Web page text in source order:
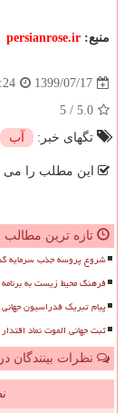
منبع: persianrose.ir
1399/07/17
5.0
/
5
تگهای خبر:
آب
این مطلب را می
تازه ترین مطالب
شروع پروسه جذب سرمایه گذار برای
فرهنگ محیط زیست به
پیام تبریک فدراسیون
ثبت جهانی الموت نماد
نظرات بینندگان